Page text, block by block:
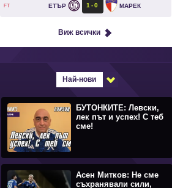
FT ЕТЪР 1 0 МАРЕК
Виж всички
Най-нови
БУТОНКИТЕ: Левски,
лек път и успех! С теб
сме!
Асен Митков: Не сме
съхранявали сили,